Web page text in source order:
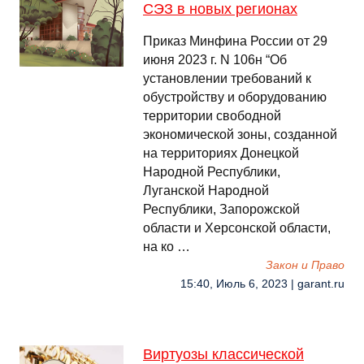
СЭЗ в новых регионах
Приказ Минфина России от 29
июня 2023 г. N 106н “Об
установлении требований к
обустройству и оборудованию
территории свободной
экономической зоны, созданной
на территориях Донецкой
Народной Республики,
Луганской Народной
Республики, Запорожской
области и Херсонской области,
на ко …
Закон и Право
15:40, Июль 6, 2023 | garant.ru
Виртуозы классической